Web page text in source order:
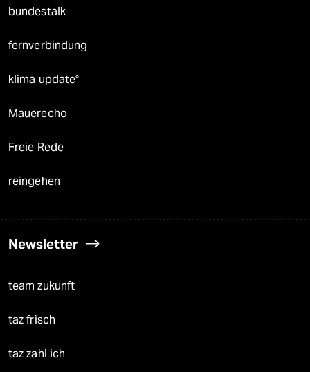
bundestalk
fernverbindung
klima update°
Mauerecho
Freie Rede
reingehen
Newsletter
team zukunft
taz frisch
taz zahl ich